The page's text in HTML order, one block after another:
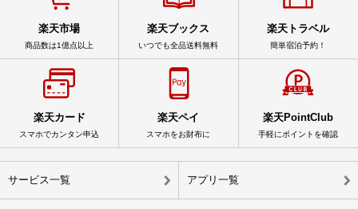
楽天市場
商品数は1億点以上
楽天ブックス
いつでも全品送料無料
楽天トラベル
簡単宿泊予約！
楽天カード
スマホでカンタン申込
楽天ペイ
スマホをお財布に
楽天PointClub
手軽にポイントを確認
サービス一覧 アプリ一覧